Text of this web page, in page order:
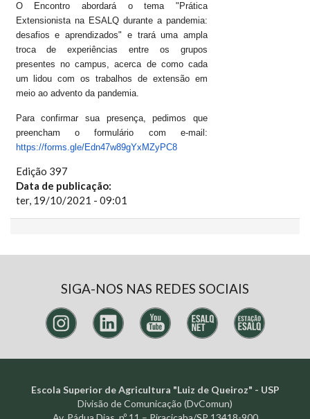
O Encontro abordará o tema "Prática
Extensionista na ESALQ durante a pandemia:
desafios e aprendizados" e trará uma ampla
troca de experiências entre os grupos
presentes no campus, acerca de como cada
um lidou com os trabalhos de extensão em
meio ao advento da pandemia.
Para confirmar sua presença, pedimos que
preencham o formulário com e-mail:
https://forms.gle/Edn47w89gYxMZyPC8
Edição 397
Data de publicação:
ter, 19/10/2021 - 09:01
SIGA-NOS NAS REDES SOCIAIS
Escola Superior de Agricultura "Luiz de Queiroz" - USP
Divisão de Comunicação (DvComun)